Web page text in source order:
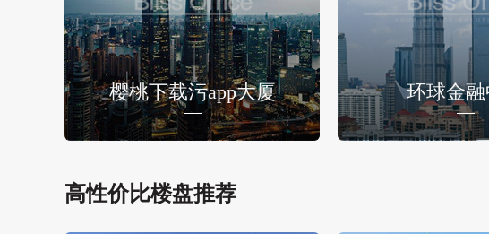
樱桃下载污app大厦 环球金
高性价比楼盘推荐